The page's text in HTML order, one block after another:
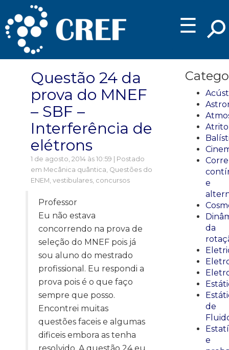
☰
Questão 24 da
prova do MNEF
– SBF –
Interferência de
elétrons
1 de agosto, 2014 às 10:59 | Postado
em Mecânica quântica, Questões do
ENEM, vestibulares, concursos
Professor
Eu não estava
concorrendo na prova de
seleção do MNEF pois já
sou aluno do mestrado
profissional. Eu respondi a
prova pois é o que faço
sempre que posso.
Encontrei muitas
questões faceis e algumas
dificeis embora as tenha
Atrito
e
da
de
e